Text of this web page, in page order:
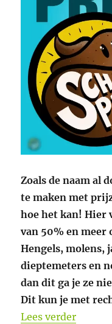
Zoals de naam al
te maken met
hoe het kan!
van 50% en meer
Hengels, molens,
dieptemeters en
dan dit ga je ze
Dit kun je met
Lees verder